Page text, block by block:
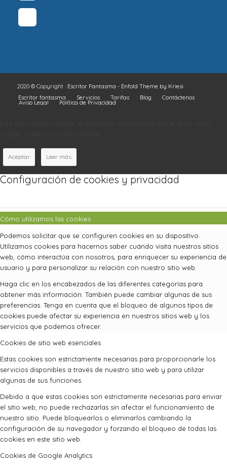
2020 © Copyright · Escritor Fantasma - Enfold Theme by Kriesi
Escritor fantasma
Servicios Tarifas Blog Contáctenos
Aviso Legal Política de Privacidad
Aceptar Leer más
Configuración de cookies y privacidad
Cómo utilizamos las cookies
Podemos solicitar que se configuren cookies en su dispositivo.
Utilizamos cookies para hacernos saber cuándo visita nuestros sitios
web, cómo interactúa con nosotros, para enriquecer su experiencia de
usuario y para personalizar su relación con nuestro sitio web.
Haga clic en los encabezados de las diferentes categorías para
obtener más información. También puede cambiar algunas de sus
preferencias. Tenga en cuenta que el bloqueo de algunos tipos de
cookies puede afectar su experiencia en nuestros sitios web y los
servicios que podemos ofrecer.
Cookies de sitio web esenciales
Estas cookies son estrictamente necesarias para proporcionarle los
servicios disponibles a través de nuestro sitio web y para utilizar
algunas de sus funciones.
Debido a que estas cookies son estrictamente necesarias para enviar
el sitio web, no puede rechazarlas sin afectar el funcionamiento de
nuestro sitio. Puede bloquearlos o eliminarlos cambiando la
configuración de su navegador y forzando el bloqueo de todas las
cookies en este sitio web.
Cookies de Google Analytics